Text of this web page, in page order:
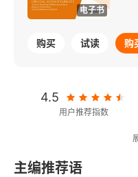
电子书
购买 试读 购
4.5
用户推荐指数
主编推荐语